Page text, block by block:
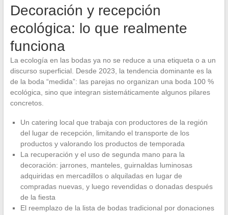
Decoración y recepción
ecológica: lo que realmente
funciona
La ecología en las bodas ya no se reduce a una etiqueta o a un
discurso superficial. Desde 2023, la tendencia dominante es la
de la boda “medida”: las parejas no organizan una boda 100 %
ecológica, sino que integran sistemáticamente algunos pilares
concretos.
Un catering local que trabaja con productores de la región
del lugar de recepción, limitando el transporte de los
productos y valorando los productos de temporada
La recuperación y el uso de segunda mano para la
decoración: jarrones, manteles, guirnaldas luminosas
adquiridas en mercadillos o alquiladas en lugar de
compradas nuevas, y luego revendidas o donadas después
de la fiesta
El reemplazo de la lista de bodas tradicional por donaciones